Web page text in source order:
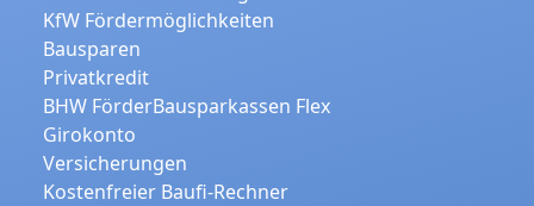
KfW Fördermöglichkeiten
Bausparen
Privatkredit
BHW FörderBausparkassen Flex
Girokonto
Versicherungen
Kostenfreier Baufi-Rechner